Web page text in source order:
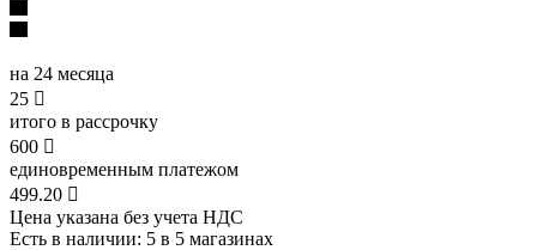
на 24 месяца
25 
итого в рассрочку
600 
единовременным платежом
499.20 
Цена указана без учета НДС
Есть в наличии: 5 в 5 магазинах